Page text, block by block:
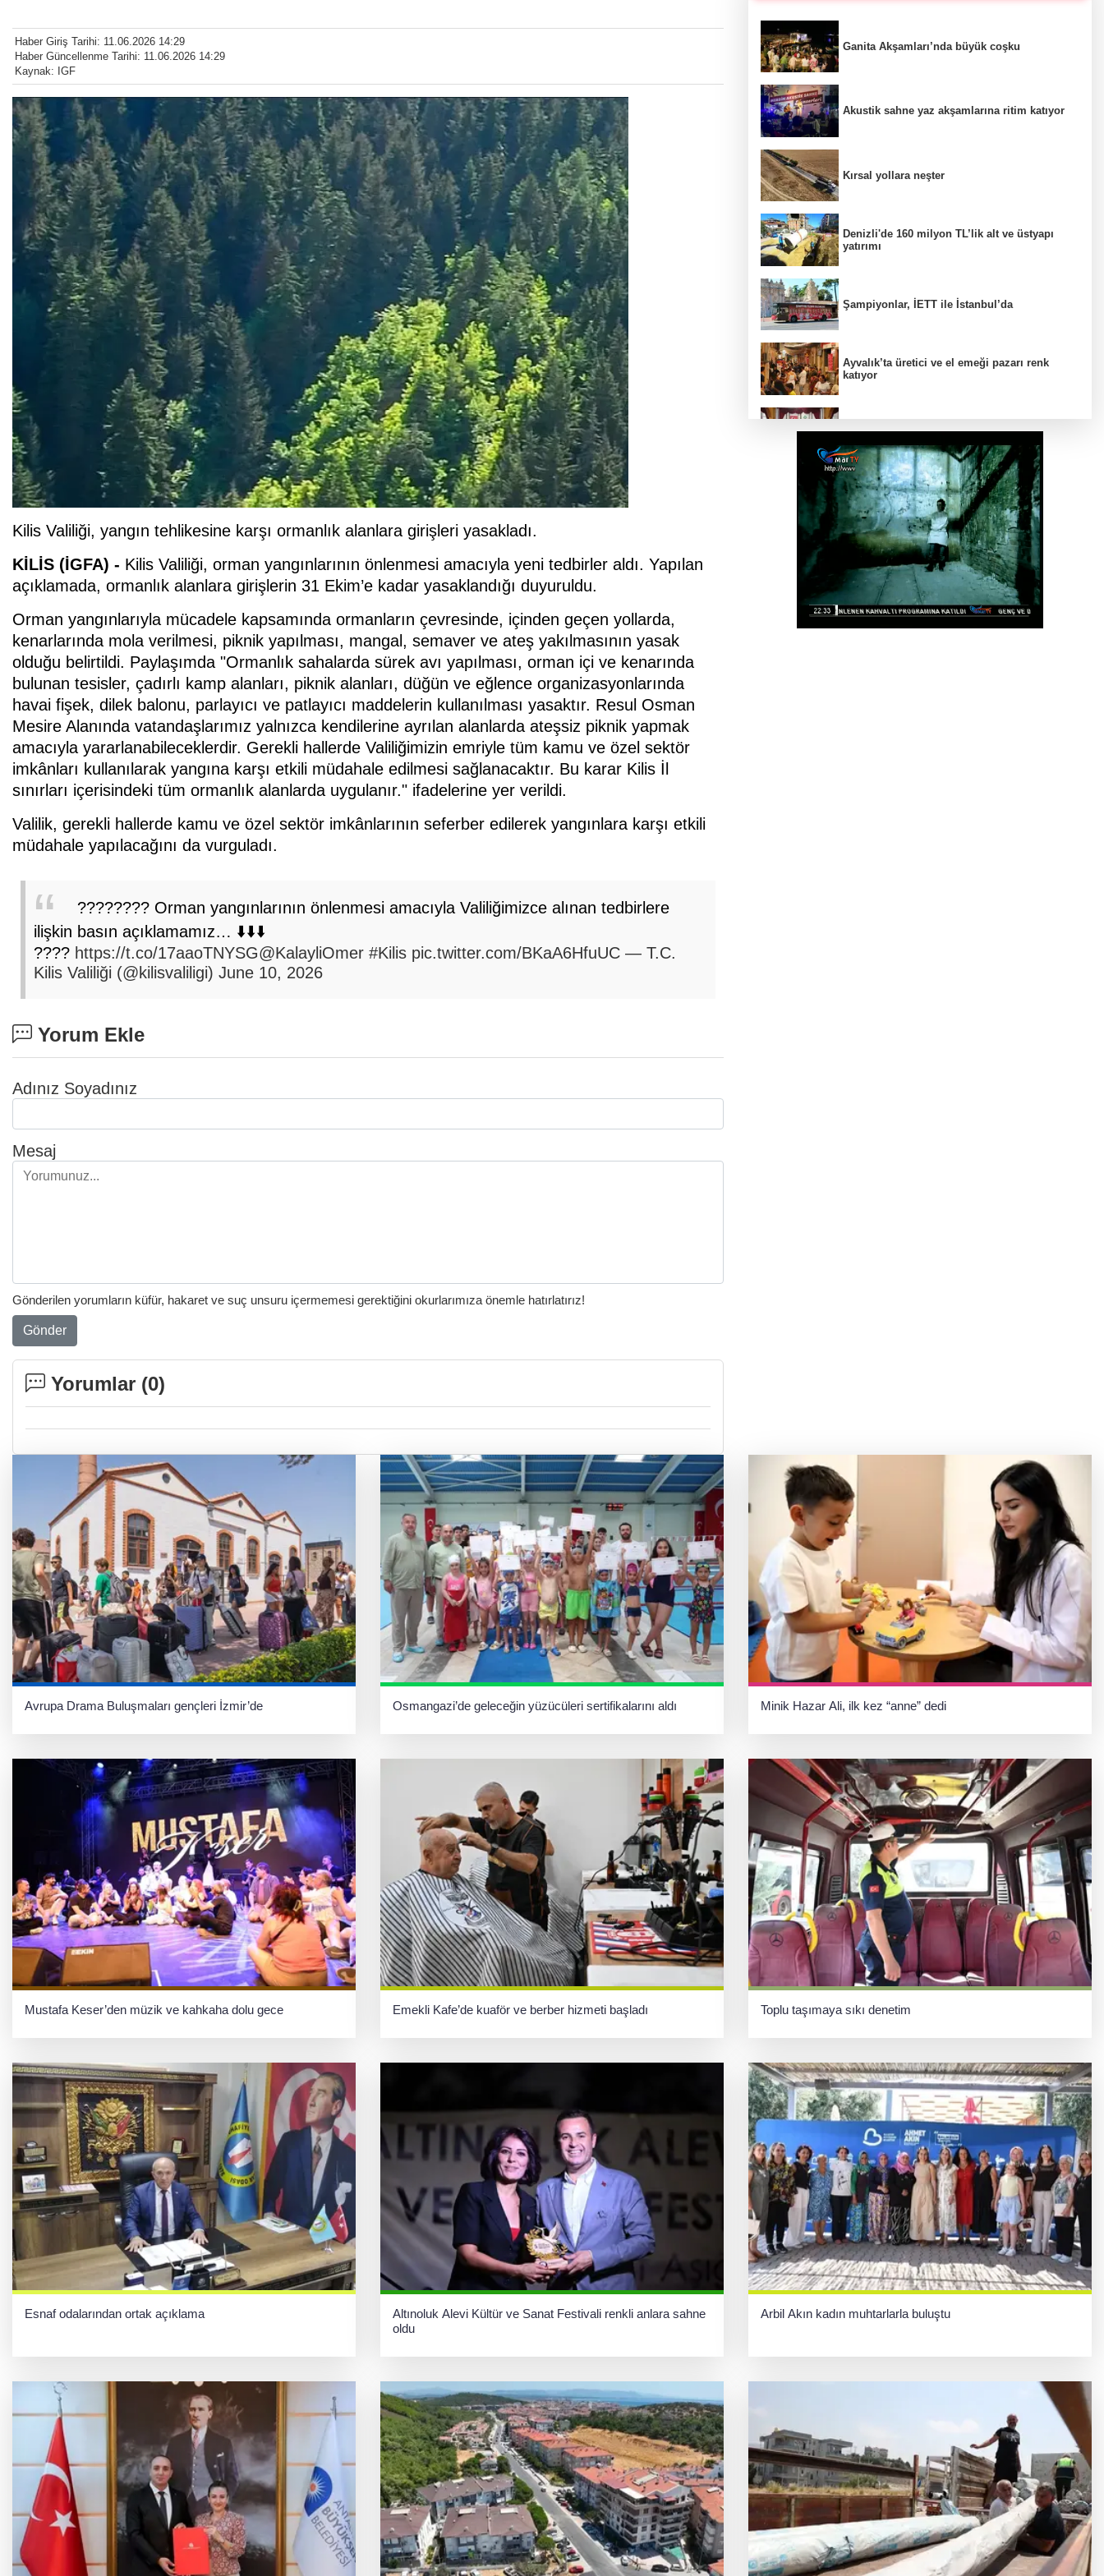
Haber Giriş Tarihi: 11.06.2026 14:29
Haber Güncellenme Tarihi: 11.06.2026 14:29
Kaynak: IGF
Kilis Valiliği, yangın tehlikesine karşı ormanlık alanlara girişleri yasakladı.
KİLİS (İGFA) - Kilis Valiliği, orman yangınlarının önlenmesi amacıyla yeni tedbirler aldı. Yapılan
açıklamada, ormanlık alanlara girişlerin 31 Ekim’e kadar yasaklandığı duyuruldu.
Orman yangınlarıyla mücadele kapsamında ormanların çevresinde, içinden geçen yollarda,
kenarlarında mola verilmesi, piknik yapılması, mangal, semaver ve ateş yakılmasının yasak
olduğu belirtildi. Paylaşımda "Ormanlık sahalarda sürek avı yapılması, orman içi ve kenarında
bulunan tesisler, çadırlı kamp alanları, piknik alanları, düğün ve eğlence organizasyonlarında
havai fişek, dilek balonu, parlayıcı ve patlayıcı maddelerin kullanılması yasaktır. Resul Osman
Mesire Alanında vatandaşlarımız yalnızca kendilerine ayrılan alanlarda ateşsiz piknik yapmak
amacıyla yararlanabileceklerdir. Gerekli hallerde Valiliğimizin emriyle tüm kamu ve özel sektör
imkânları kullanılarak yangına karşı etkili müdahale edilmesi sağlanacaktır. Bu karar Kilis İl
sınırları içerisindeki tüm ormanlık alanlarda uygulanır." ifadelerine yer verildi.
Valilik, gerekli hallerde kamu ve özel sektör imkânlarının seferber edilerek yangınlara karşı etkili
müdahale yapılacağını da vurguladı.
???????? Orman yangınlarının önlenmesi amacıyla Valiliğimizce alınan tedbirlere
ilişkin basın açıklamamız… ⬇️⬇️⬇️
???? https://t.co/17aaoTNYSG@KalayliOmer #Kilis pic.twitter.com/BKaA6HfuUC — T.C.
Kilis Valiliği (@kilisvaliligi) June 10, 2026
Yorum Ekle
Adınız Soyadınız
Mesaj
Gönderilen yorumların küfür, hakaret ve suç unsuru içermemesi gerektiğini okurlarımıza önemle hatırlatırız!
Gönder
Yorumlar (0)
Ganita Akşamları’nda büyük coşku
Akustik sahne yaz akşamlarına ritim katıyor
Kırsal yollara neşter
Denizli'de 160 milyon TL’lik alt ve üstyapı
yatırımı
Şampiyonlar, İETT ile İstanbul’da
Ayvalık’ta üretici ve el emeği pazarı renk
katıyor
İpsala OSB'nin gelişimi için kritik ziyaret
Bursa Büyükşehir Harmancık’ta da yolları
yeniliyor
Ağrı'da toplu sünnet şöleni
Avrupa Drama Buluşmaları gençleri İzmir’de Osmangazi’de geleceğin yüzücüleri sertifikalarını aldı Minik Hazar Ali, ilk kez “anne” dedi
Mustafa Keser’den müzik ve kahkaha dolu gece Emekli Kafe’de kuaför ve berber hizmeti başladı Toplu taşımaya sıkı denetim
Esnaf odalarından ortak açıklama
Altınoluk Alevi Kültür ve Sanat Festivali renkli anlara sahne
oldu
Arbil Akın kadın muhtarlarla buluştu